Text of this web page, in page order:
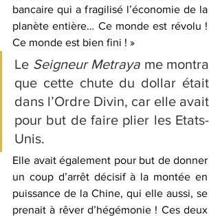
bancaire qui a fragilisé l’économie de la
planète entière… Ce monde est révolu !
Ce monde est bien fini ! »
Le Seigneur Metraya me montra
que cette chute du dollar était
dans l’Ordre Divin, car elle avait
pour but de faire plier les Etats-
Unis.
Elle avait également pour but de donner
un coup d’arrêt décisif à la montée en
puissance de la Chine, qui elle aussi, se
prenait à rêver d’hégémonie ! Ces deux